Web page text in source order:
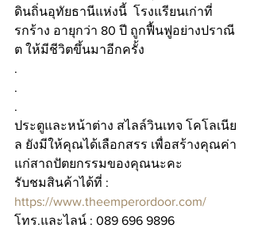
ดินถิ่นอุทัยธานีแห่งนี้  โรงแรียนเก่าที่
รกร้าง อายุกว่า 80 ปี ถูกฟื้นฟูอย่างปราณี
ต ให้มีชีวิตขึ้นมาอีกครั้ง
.
.
.
ประตูและหน้าต่าง สไลล์วินเทจ โคโลเนีย
ล ยังมีให้คุณได้เลือกสรร เพื่อสร้างคุณค่า
แก่สาถปัตยกรรมของคุณนะคะ
รับชมสินค้าได้ที่ :
https://www.theemperordoor.com/
โทร.และไลน์ : 089 696 9896